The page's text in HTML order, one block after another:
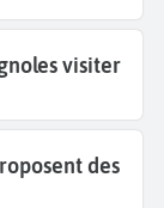
visiter
des